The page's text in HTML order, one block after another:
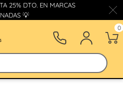
25% DTO. EN MARCAS
💡
0